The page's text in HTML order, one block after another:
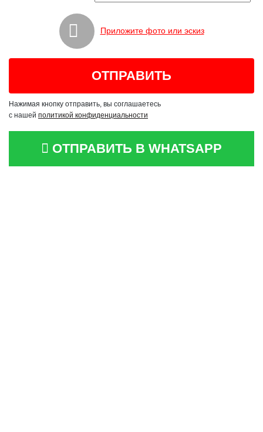
Приложите фото или эскиз
Нажимая кнопку отправить, вы соглашаетесь
с нашей политикой конфиденциальности
ОТПРАВИТЬ В WHATSAPP